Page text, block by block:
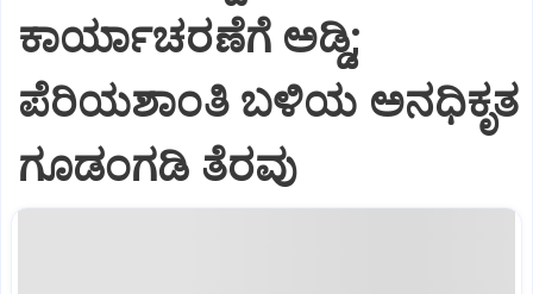
ಕಾರ್ಯಾಚರಣೆಗೆ ಅಡ್ಡಿ;
ಪೆರಿಯಶಾಂತಿ ಬಳಿಯ ಅನಧಿಕೃತ
ಗೂಡಂಗಡಿ ತೆರವು